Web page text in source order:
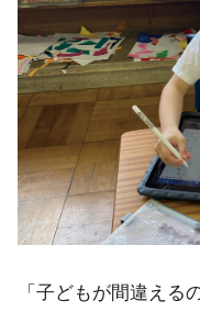
「子どもが間違える